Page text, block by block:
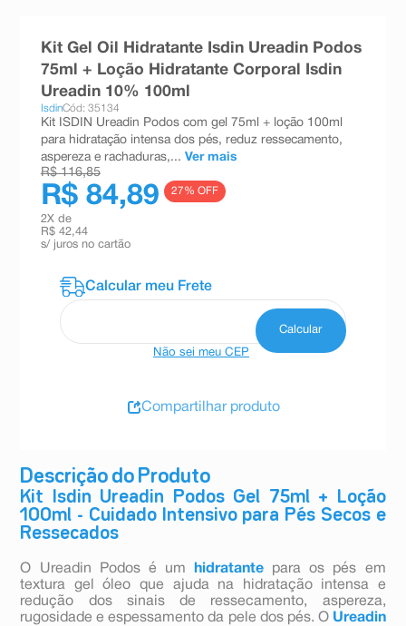
Descrição do Produto
Kit Isdin Ureadin Podos Gel 75ml + Loção
100ml - Cuidado Intensivo para Pés Secos e
Ressecados
O Ureadin Podos é um hidratante
para os pés em
textura gel óleo que ajuda na hidratação intensa e
redução dos sinais de ressecamento, aspereza,
rugosidade e espessamento da pele dos pés. O Ureadin
Kit Gel Oil Hidratante Isdin Ureadin Podos
75ml + Loção Hidratante Corporal Isdin
Ureadin 10% 100ml
IsdinCód: 35134
Kit ISDIN Ureadin Podos com gel 75ml + loção 100ml
para hidratação intensa dos pés, reduz ressecamento,
aspereza e rachaduras,... Ver mais
R$ 116,85
R$ 84,89 27% OFF
2X de
R$ 42,44
s/ juros no cartão
Não sei meu CEP
Compartilhar produto
teste gravidez
ºesmalte